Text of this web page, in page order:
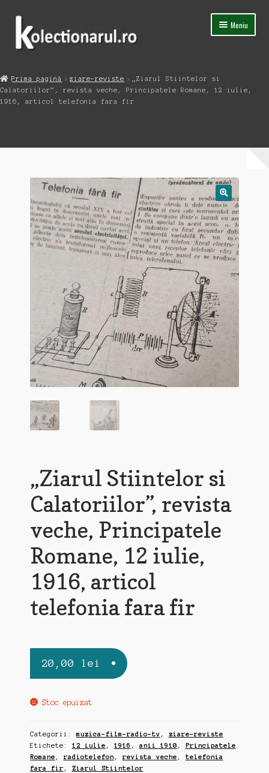
Sari
navigare
Sari
conținut
Meniu
Magazin
Extinde
Blog
Contact
Prima pagină ziare-reviste
„Ziarul Stiintelor si
Calatoriilor”, revista veche, Principatele Romane, 12 iulie,
1916, articol telefonia fara fir
„Ziarul Stiintelor si
Calatoriilor”, revista
veche, Principatele
Romane, 12 iulie,
1916, articol
telefonia fara fir
20,00 lei
Stoc epuizat
Categorii:muzica-film-radio-tv , ziare-reviste
Etichete: 12 iulie , 1916 ,anii 1910 , Principatele
Romane , radiotelefon , revista veche , telefonia
fara fir , Ziarul Stiintelor